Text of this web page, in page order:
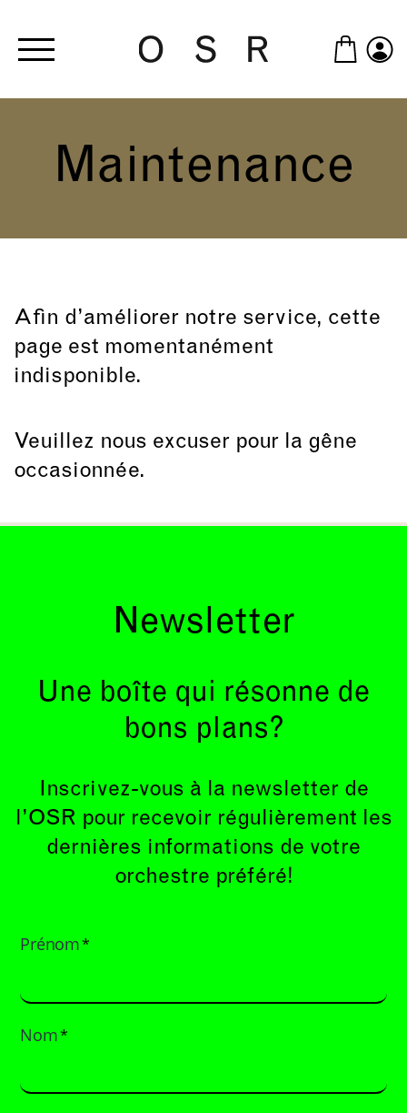
Maintenance
Afin d’améliorer notre service, cette
page est momentanément
indisponible.
Veuillez nous excuser pour la gêne
occasionnée.
Newsletter
Une boîte qui résonne de
bons plans?
Inscrivez-vous à la newsletter de
l’OSR pour recevoir régulièrement les
dernières informations de votre
orchestre préféré!
Prénom*
Nom*